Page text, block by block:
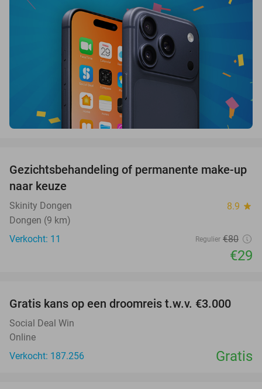
64%
Gezichtsbehandeling of permanente make-up
naar keuze
Skinity Dongen 8.9 star
Dongen (9 km)
Verkocht: 11
Regulier €80
€29
Gratis kans op een droomreis t.w.v. €3.000
Social Deal Win
Online
Verkocht: 187.256
Gratis